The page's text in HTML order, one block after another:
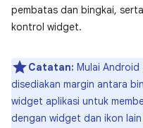
pembatas dan bingkai,
kontrol widget.
Catatan: Mulai
disediakan margin antara
widget aplikasi untuk
dengan widget dan ikon